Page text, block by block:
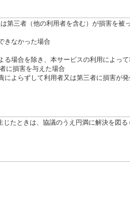
第三者（他の利用者を含む）が損害を被
きなかった場合
る場合を除き、本サービスの利用によって
に損害を与えた場合
によらずして利用者又は第三者に損害が
たときは、協議のうえ円満に解決を図る